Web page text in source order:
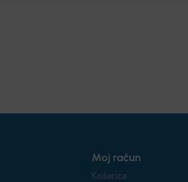
Moj račun
Košarica